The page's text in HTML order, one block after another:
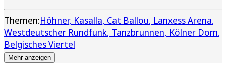
Themen:Höhner Kasalla Cat Ballou Lanxess Arena
Westdeutscher Rundfunk Tanzbrunnen Kölner Dom
Belgisches Viertel
Mehr anzeigen